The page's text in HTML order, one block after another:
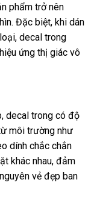
phẩm trở nên
Đặc biệt, khi dán
decal trong
ứng thị giác vô
decal trong có độ
môi trường như
dính chắc chắn
khác nhau, đảm
vẻ đẹp ban